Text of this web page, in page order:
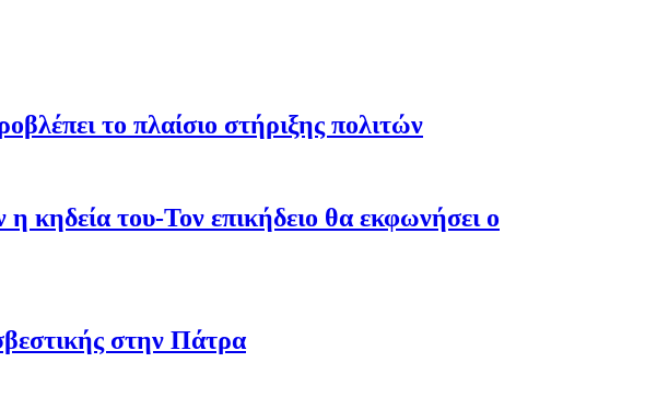
το πλαίσιο στήριξης πολιτών
κηδεία του-Τον επικήδειο θα εκφωνήσει ο
στην Πάτρα